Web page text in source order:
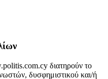
διατηρούν το
δυσφημιστικού και/ή